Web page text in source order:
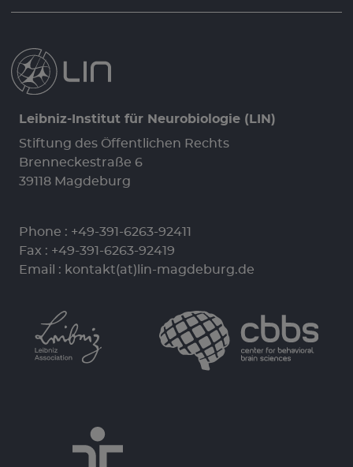
Leibniz-Institut für Neurobiologie (LIN)
Stiftung des Öffentlichen Rechts
Brenneckestraße 6
39118 Magdeburg
Phone : +49-391-6263-92411
Fax : +49-391-6263-92419
Email : kontakt(at)lin-magdeburg.de